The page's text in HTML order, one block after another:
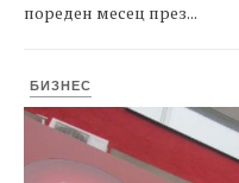
пореден месец през...
БИЗНЕС